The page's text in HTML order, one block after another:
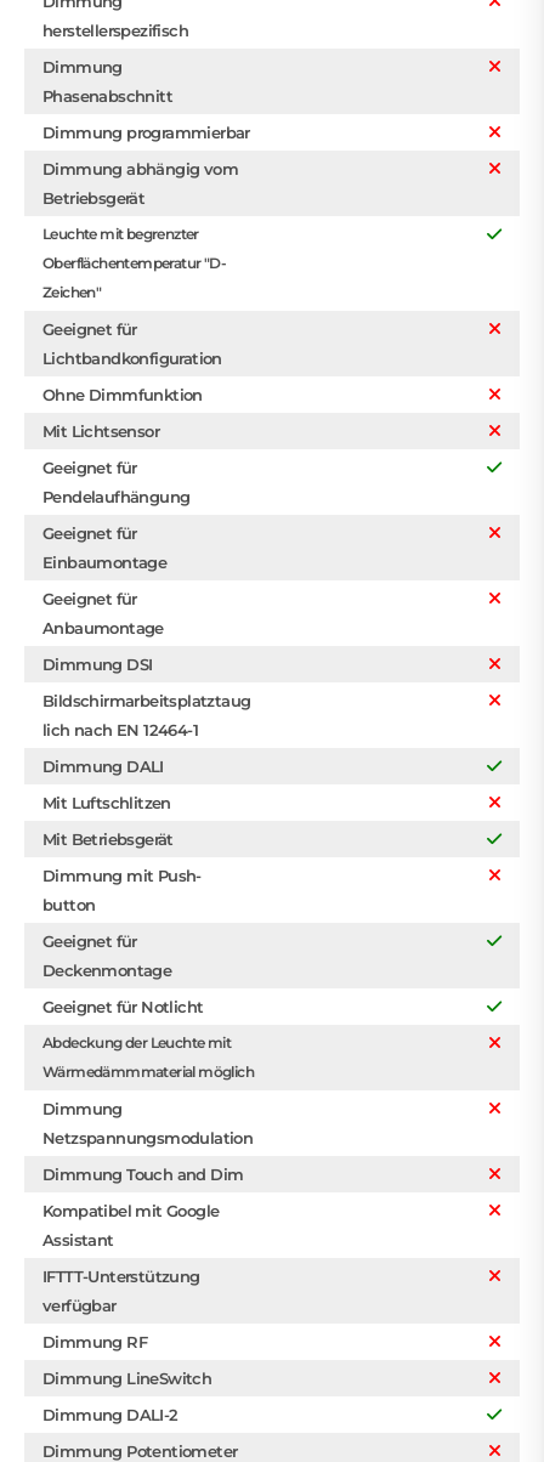
herstellerspezifisch
Dimmung
Phasenabschnitt
Dimmung programmierbar
Dimmung abhängig vom
Betriebsgerät
Leuchte mit begrenzter
Oberflächentemperatur "D-
Zeichen"
Geeignet für
Lichtbandkonfiguration
Ohne Dimmfunktion
Mit Lichtsensor
Geeignet für
Pendelaufhängung
Geeignet für
Einbaumontage
Geeignet für
Anbaumontage
Dimmung DSI
Bildschirmarbeitsplatztaug
lich nach EN 12464-1
Dimmung DALI
Mit Luftschlitzen
Mit Betriebsgerät
Dimmung mit Push-
button
Geeignet für
Deckenmontage
Geeignet für Notlicht
Abdeckung der Leuchte mit
Wärmedämmmaterial möglich
Dimmung
Netzspannungsmodulation
Dimmung Touch and Dim
Kompatibel mit Google
Assistant
IFTTT-Unterstützung
verfügbar
Dimmung RF
Dimmung LineSwitch
Dimmung DALI-2
Dimmung Potentiometer